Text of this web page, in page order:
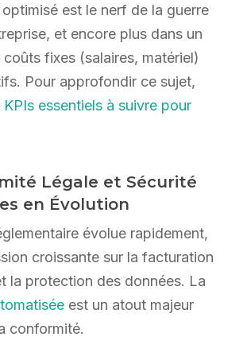
est le nerf de la guerre
et encore plus dans un
fixes (salaires, matériel)
Pour approfondir ce sujet,
KPIs essentiels à suivre pour
Légale et Sécurité
en Évolution
évolue rapidement,
croissante sur la facturation
la protection des données. La
est un atout majeur
conformité.